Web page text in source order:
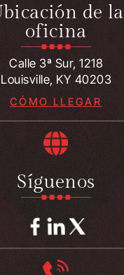
de la
oficina
Calle 3ª Sur, 1218
Louisville, KY 40203
CÓMO LLEGAR
Síguenos